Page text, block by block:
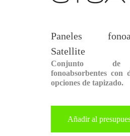
Paneles
Satellite
Conjunto de
fonoabsorbentes con
opciones de tapizado.
Añadir al